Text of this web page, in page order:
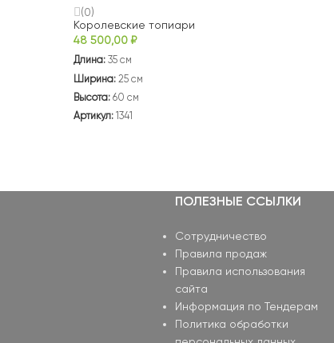
(0)
Королевские топиари
48 500,00₽
Длина: 35 см
Ширина: 25 см
Высота: 60 см
Артикул: 1341
ПОЛЕЗНЫЕ ССЫЛКИ
Сотрудничество
Правила продаж
Правила использования
сайта
Информация по Тендерам
Политика обработки